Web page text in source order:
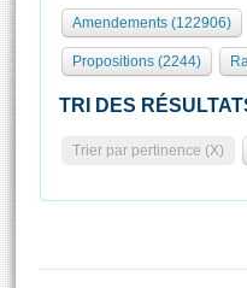
577 députés
Groupes politiques
Commissions et
Europe et
Pétitions
Organisation de
Présidence Conférence
Statistiques et
Documents de
( Constitution |
Visite virtuelle du
Assister à une séance
Amendements (122906)
Propositions (2244)
TRI DES
Trier par pertinence (X)